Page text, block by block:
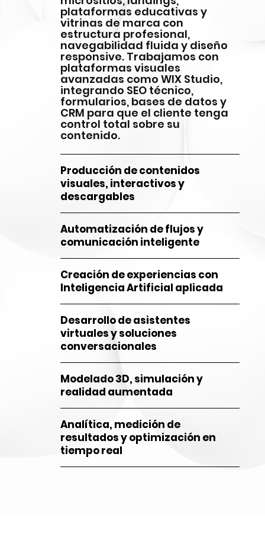
plataformas educativas y
vitrinas de marca con
estructura profesional,
navegabilidad fluida y diseño
responsive. Trabajamos con
plataformas visuales
avanzadas como WIX Studio,
integrando SEO técnico,
formularios, bases de datos y
CRM para que el cliente tenga
control total sobre su
contenido.
Producción de contenidos
visuales, interactivos y
descargables
Automatización de flujos y
comunicación inteligente
Creación de experiencias con
Inteligencia Artificial aplicada
Desarrollo de asistentes
virtuales y soluciones
conversacionales
Modelado 3D, simulación y
realidad aumentada
Analítica, medición de
resultados y optimización en
tiempo real